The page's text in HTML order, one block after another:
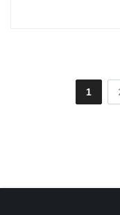
1